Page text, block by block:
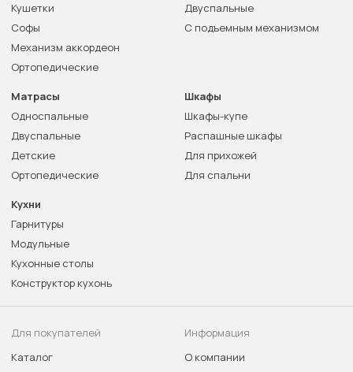
Кушетки
Софы
Механизм аккордеон
Ортопедические
Двуспальные
С подъемным механизмом
Матрасы
Односпальные
Двуспальные
Детские
Ортопедические
Шкафы
Шкафы-купе
Распашные шкафы
Для прихожей
Для спальни
Кухни
Гарнитуры
Модульные
Кухонные столы
Конструктор кухонь
Для покупателей
Каталог
Информация
О компании